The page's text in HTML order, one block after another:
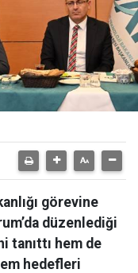
görevine
düzenlediği
tanıttı hem de
hedefleri